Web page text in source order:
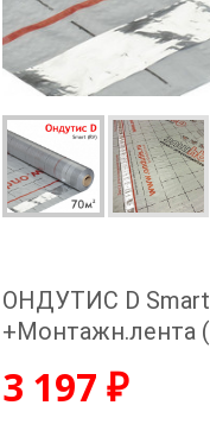
ОНДУТИС D Smart
+Монтажн.лента
3 197 ₽